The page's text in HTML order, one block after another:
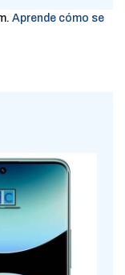
Aprende cómo se